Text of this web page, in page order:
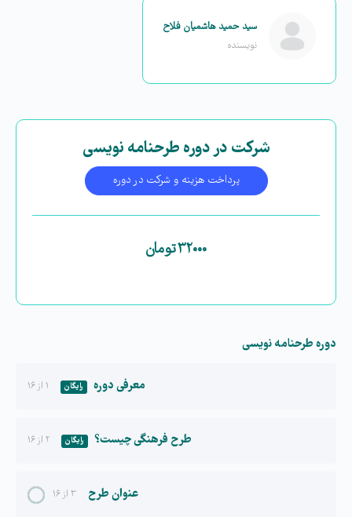
سید حمید هاشمیان فلاح
نویسنده
شرکت در دوره طرحنامه نویسی
پرداخت هزینه و شرکت در دوره
۳۲۰۰۰تومان
دوره طرحنامه نویسی
۱ از ۱۶ معرفی دوره رایگان
۲ از ۱۶ طرح فرهنگی چیست؟ رایگان
۳ از ۱۶ عنوان طرح